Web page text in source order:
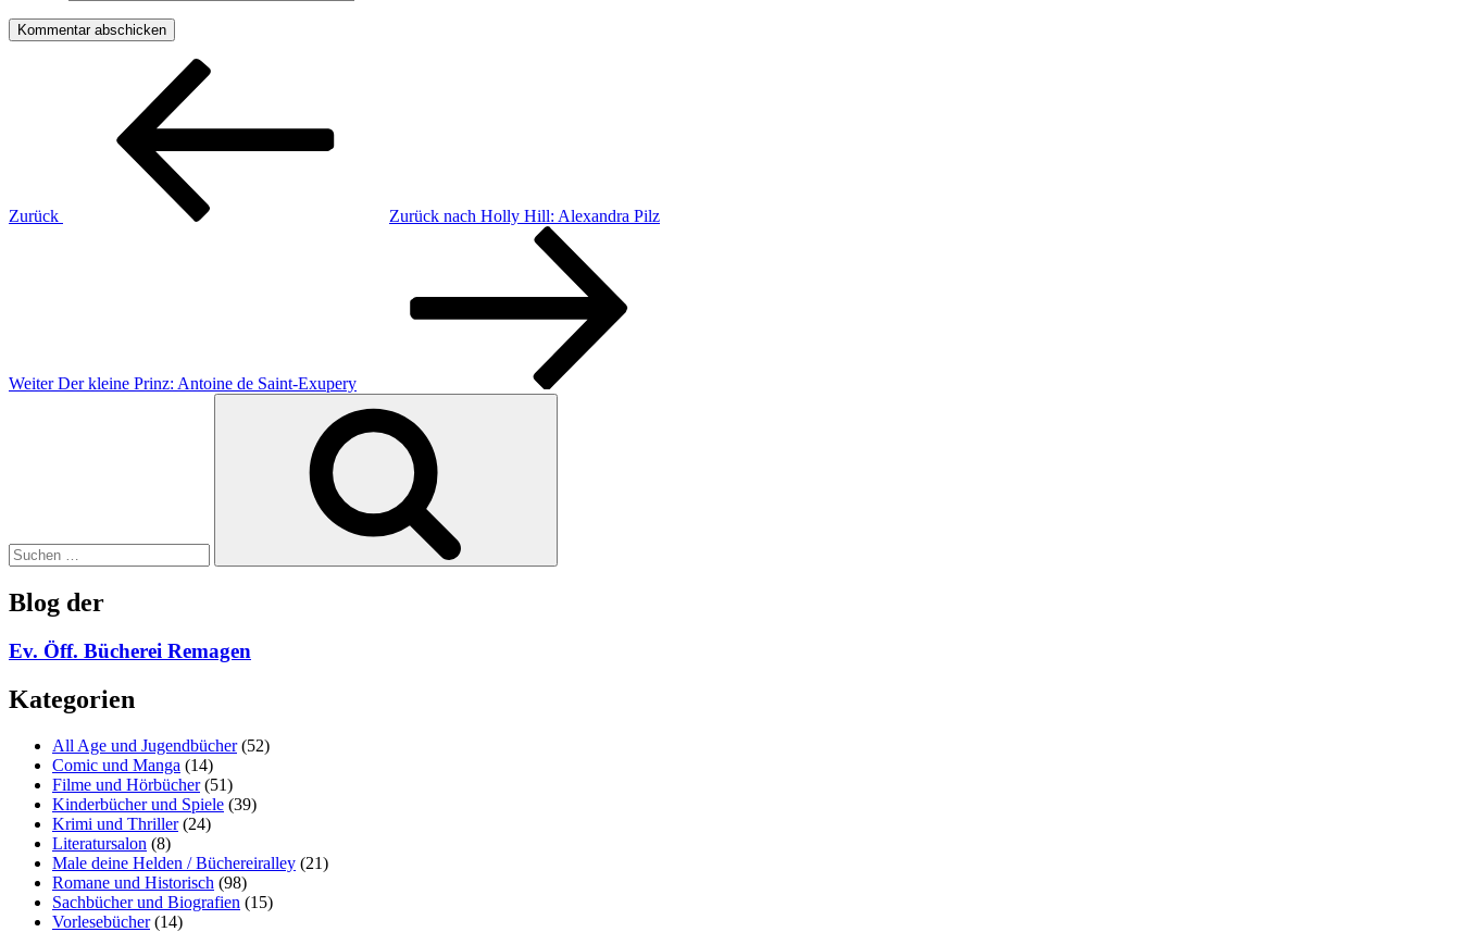
Beitragsnavigation
Zurück
Zurück nach Holly Hill: Alexandra Pilz
Weiter Der kleine Prinz: Antoine de Saint-Exupery
Blog der
Ev. Öff. Bücherei Remagen
Kategorien
All Age und Jugendbücher(52)
Comic und Manga (14)
Filme und Hörbücher(51)
Kinderbücher und Spiele (39)
Krimi und Thriller(24)
Literatursalon (8)
Male deine Helden / Büchereiralley (21)
Romane und Historisch (98)
Sachbücher und Biografien (15)
Vorlesebücher(14)